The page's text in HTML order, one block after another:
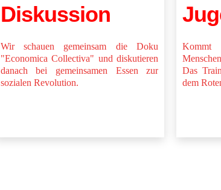
Diskussion
Wir schauen gemeinsam die Doku
"Economica Collectiva" und diskutieren
danach bei gemeinsamen Essen zur
sozialen Revolution.
Das
dem